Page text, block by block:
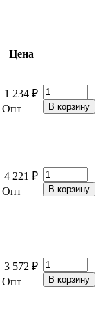
Цена
1 234 ₽
Опт
4 221 ₽
Опт
3 572 ₽
Опт